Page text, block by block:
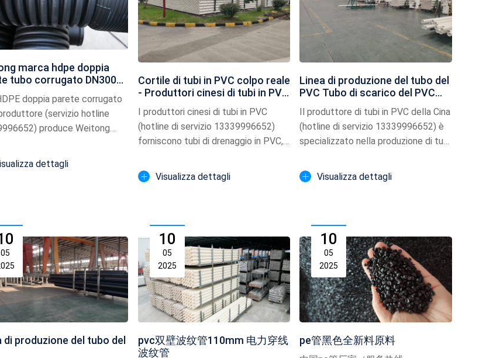
marca hdpe doppia
tubo corrugato DN300
doppia parete corrugato
(servizio hotline
produce Weitong
dettagli
Cortile di tubi in PVC colpo reale
- Produttori cinesi di tubi in PVC
I produttori cinesi di tubi in PVC
(hotline di servizio 13339996652)
forniscono tubi di drenaggio in PVC,
Visualizza dettagli
Linea di produzione del tubo del
PVC Tubo di scarico del PVC
Il produttore di tubi in PVC della Cina
(hotline di servizio 13339996652) è
specializzato nella produzione di tubi
Visualizza dettagli
05
di produzione del tubo del
10
05
2025
pvc双壁波纹管110mm 电力穿线
波纹管
10
05
2025
pe管黑色全新料原料